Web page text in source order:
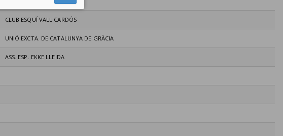
CLUB ESQUÍ VALL CARDÓS
UNIÓ EXCTA. DE CATALUNYA DE GRÀCIA
ASS. ESP. EKKE LLEIDA